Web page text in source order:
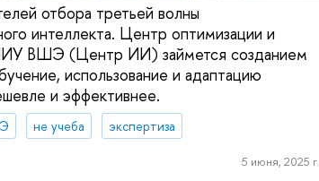
отбора третьей волны
интеллекта. Центр оптимизации и
ВШЭ (Центр ИИ) займется созданием
использование и адаптацию
и эффективнее.
не учеба
экспертиза
5 июня, 2025 г.